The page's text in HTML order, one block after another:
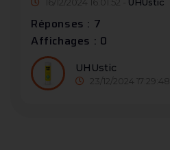
Réponses : 7
Affichages : 0
UHUstic
23/12/2024 17:29:48